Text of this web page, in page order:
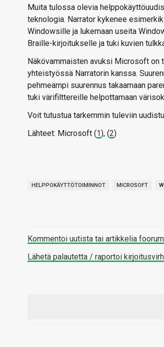
Muita tulossa olevia
teknologia. Narrator kykenee
Windowsille ja lukemaan useita
Braille-kirjoitukselle ja tuki kuvien
Näkövammaisten avuksi Microsoft on
yhteistyössä Narratorin kanssa.
pehmeämpi suurennus takaamaan
tuki värifilttereille helpottamaan
Voit tutustua tarkemmin tuleviin
Lähteet: Microsoft (1), (2)
HELPPOKÄYTTÖTOIMINNOT MICROSOFT
Kommentoi uutista tai artikkelia
Lähetä palautetta / raportoi